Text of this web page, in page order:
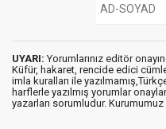
UYARI: Yorumlarınız editör
Küfür, hakaret, rencide edici
imla kuralları ile
harflerle yazılmış yorumlar
yazarları sorumludur.